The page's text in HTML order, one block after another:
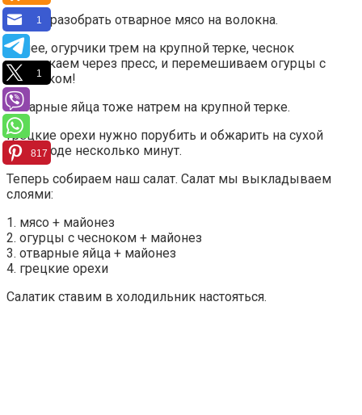
Нужно разобрать отварное мясо на волокна.
Далее, огурчики трем на крупной терке, чеснок
пропускаем через пресс, и перемешиваем огурцы с
чесночком!
Отварные яйца тоже натрем на крупной терке.
Грецкие орехи нужно порубить и обжарить на сухой
сковороде несколько минут.
Теперь собираем наш салат. Салат мы выкладываем
слоями:
1. мясо + майонез
2. огурцы с чесноком + майонез
3. отварные яйца + майонез
4. грецкие орехи
Салатик ставим в холодильник настояться.
1
1
817